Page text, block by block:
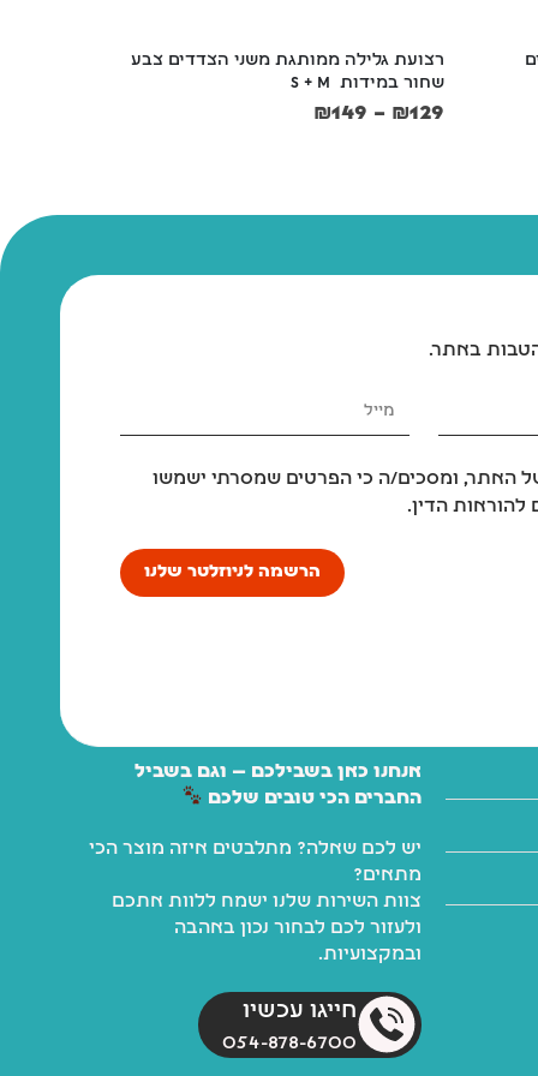
רצועת גלילה ממותגת משני הצדדים צבע
שחור במידות  S + M
₪129
–
₪149
באתר.
האתר, ומסכים/ה כי הפרטים שמסרתי ישמשו
הדין.
הרשמה לניוזלטר שלנו
אנחנו כאן בשבילכם — וגם בשביל
החברים הכי טובים שלכם
יש לכם שאלה? מתלבטים איזה מוצר הכי
מתאים?
צוות השירות שלנו ישמח ללוות אתכם
ולעזור לכם לבחור נכון באהבה
ובמקצועיות.
חייגו עכשיו
054-878-6700